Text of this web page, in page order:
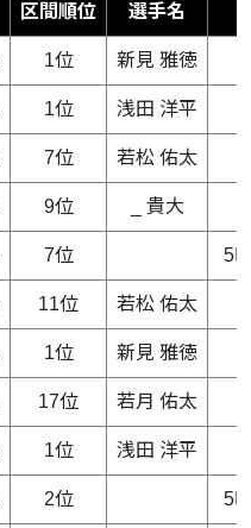
区間順位 選手名
1位 新見 雅徳
1位 浅田 洋平
7位 若松 佑太
9位 _ 貴大
7位 5
11位 若松 佑太
1位 新見 雅徳
17位 若月 佑太
1位 浅田 洋平
2位 5